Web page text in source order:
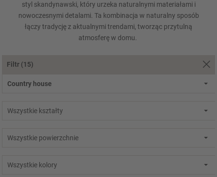
styl skandynawski, który urzeka naturalnymi materiałami i
nowoczesnymi detalami. Ta kombinacja w naturalny sposób
łączy tradycję z aktualnymi trendami, tworząc przytulną
atmosferę w domu.
Filtr (15)
Country house
Wszystkie kształty
Wszystkie powierzchnie
Wszystkie kolory